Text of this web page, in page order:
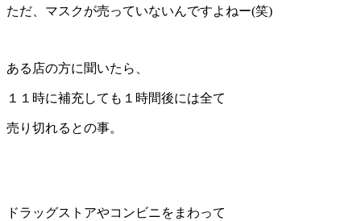
ただ、マスクが売っていないんですよねー(笑)
ある店の方に聞いたら、
１１時に補充しても１時間後には全て
売り切れるとの事。
ドラッグストアやコンビニをまわって